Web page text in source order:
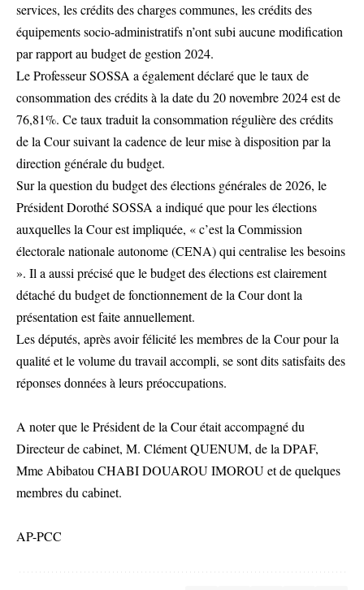
services, les crédits des charges communes, les crédits des
équipements socio-administratifs n’ont subi aucune modification
par rapport au budget de gestion 2024.
Le Professeur SOSSA a également déclaré que le taux de
consommation des crédits à la date du 20 novembre 2024 est de
76,81%. Ce taux traduit la consommation régulière des crédits
de la Cour suivant la cadence de leur mise à disposition par la
direction générale du budget.
Sur la question du budget des élections générales de 2026, le
Président Dorothé SOSSA a indiqué que pour les élections
auxquelles la Cour est impliquée, « c’est la Commission
électorale nationale autonome (CENA) qui centralise les besoins
». Il a aussi précisé que le budget des élections est clairement
détaché du budget de fonctionnement de la Cour dont la
présentation est faite annuellement.
Les députés, après avoir félicité les membres de la Cour pour la
qualité et le volume du travail accompli, se sont dits satisfaits des
réponses données à leurs préoccupations.
A noter que le Président de la Cour était accompagné du
Directeur de cabinet, M. Clément QUENUM, de la DPAF,
Mme Abibatou CHABI DOUAROU IMOROU et de quelques
membres du cabinet.
AP-PCC